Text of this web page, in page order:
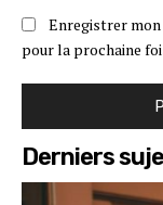
Enregistrer mon
pour la prochaine
Derniers